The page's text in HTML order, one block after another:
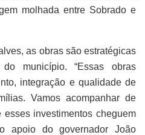
molhada entre Sobrado e
as obras são estratégicas
município. “Essas obras
integração e qualidade de
Vamos acompanhar de
investimentos cheguem
apoio do governador João